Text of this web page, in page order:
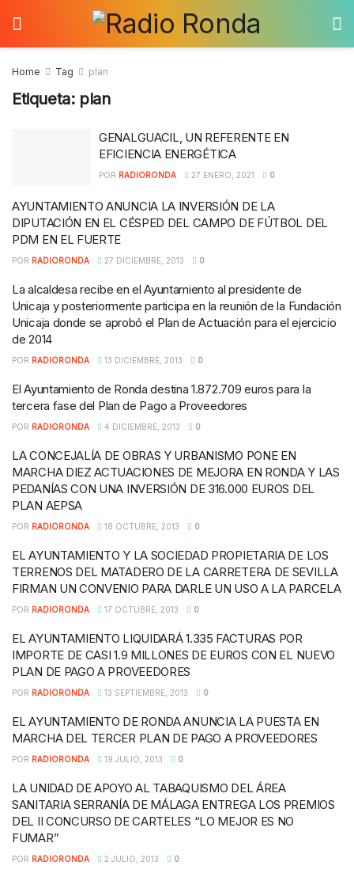
Home Tag plan
Etiqueta: plan
GENALGUACIL, UN REFERENTE EN
EFICIENCIA ENERGÉTICA
POR RADIORONDA 27 ENERO, 2021 0
AYUNTAMIENTO ANUNCIA LA INVERSIÓN DE LA
DIPUTACIÓN EN EL CÉSPED DEL CAMPO DE FÚTBOL DEL
PDM EN EL FUERTE
POR RADIORONDA 27 DICIEMBRE, 2013 0
La alcaldesa recibe en el Ayuntamiento al presidente de
Unicaja y posteriormente participa en la reunión de la Fundación
Unicaja donde se aprobó el Plan de Actuación para el ejercicio
de 2014
POR RADIORONDA 13 DICIEMBRE, 2013 0
El Ayuntamiento de Ronda destina 1.872.709 euros para la
tercera fase del Plan de Pago a Proveedores
POR RADIORONDA 4 DICIEMBRE, 2013 0
LA CONCEJALÍA DE OBRAS Y URBANISMO PONE EN
MARCHA DIEZ ACTUACIONES DE MEJORA EN RONDA Y LAS
PEDANÍAS CON UNA INVERSIÓN DE 316.000 EUROS DEL
PLAN AEPSA
POR RADIORONDA 18 OCTUBRE, 2013 0
EL AYUNTAMIENTO Y LA SOCIEDAD PROPIETARIA DE LOS
TERRENOS DEL MATADERO DE LA CARRETERA DE SEVILLA
FIRMAN UN CONVENIO PARA DARLE UN USO A LA PARCELA
POR RADIORONDA 17 OCTUBRE, 2013 0
EL AYUNTAMIENTO LIQUIDARÁ 1.335 FACTURAS POR
IMPORTE DE CASI 1.9 MILLONES DE EUROS CON EL NUEVO
PLAN DE PAGO A PROVEEDORES
POR RADIORONDA 13 SEPTIEMBRE, 2013 0
EL AYUNTAMIENTO DE RONDA ANUNCIA LA PUESTA EN
MARCHA DEL TERCER PLAN DE PAGO A PROVEEDORES
POR RADIORONDA 19 JULIO, 2013 0
LA UNIDAD DE APOYO AL TABAQUISMO DEL ÁREA
SANITARIA SERRANÍA DE MÁLAGA ENTREGA LOS PREMIOS
DEL II CONCURSO DE CARTELES “LO MEJOR ES NO
FUMAR”
POR RADIORONDA 2 JULIO, 2013 0